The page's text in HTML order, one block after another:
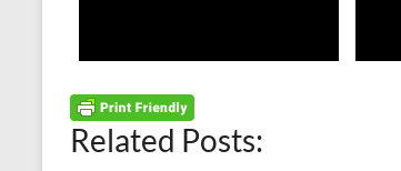
Related Posts: